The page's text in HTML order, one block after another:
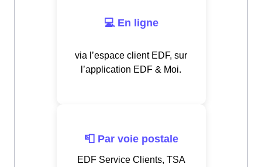
💻 En ligne
via l’espace client EDF, sur
l’application EDF & Moi.
📮 Par voie postale
EDF Service Clients, TSA